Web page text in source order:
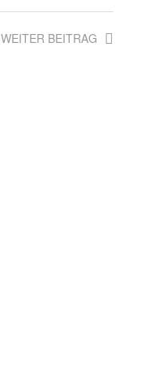
WEITER BEITRAG